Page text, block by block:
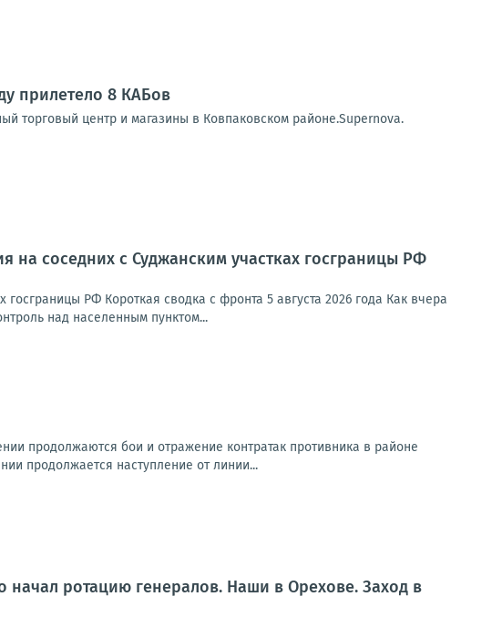
прилетело 8 КАБов
торговый центр и магазины в Ковпаковском районе.Supernova.
соседних с Суджанским участках госграницы РФ
РФ Короткая сводка с фронта 5 августа 2026 года Как вчера
над населенным пунктом...
продолжаются бои и отражение контратак противника в районе
продолжается наступление от линии...
начал ротацию генералов. Наши в Орехове. Заход в